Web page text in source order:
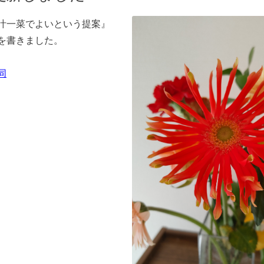
一菜でよいという提案』
書きました。